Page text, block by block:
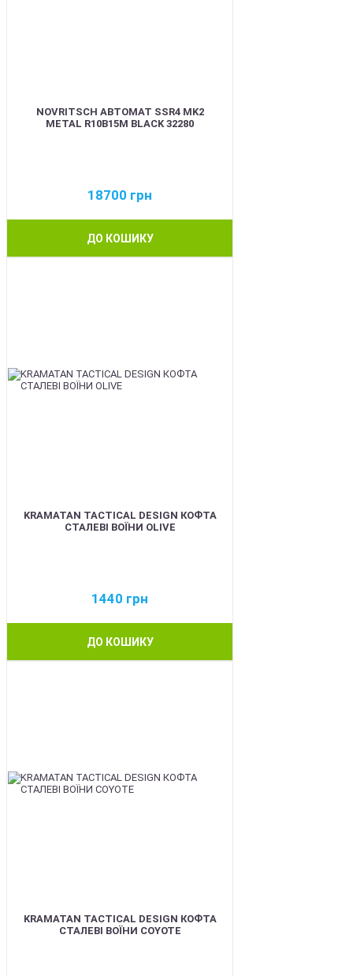
NOVRITSCH АВТОМАТ SSR4 MK2
METAL R10B15M BLACK 32280
18700 грн
ДО КОШИКУ
KRAMATAN TACTICAL DESIGN КОФТА
СТАЛЕВІ ВОЇНИ OLIVE
1440 грн
ДО КОШИКУ
KRAMATAN TACTICAL DESIGN КОФТА
СТАЛЕВІ ВОЇНИ COYOTE